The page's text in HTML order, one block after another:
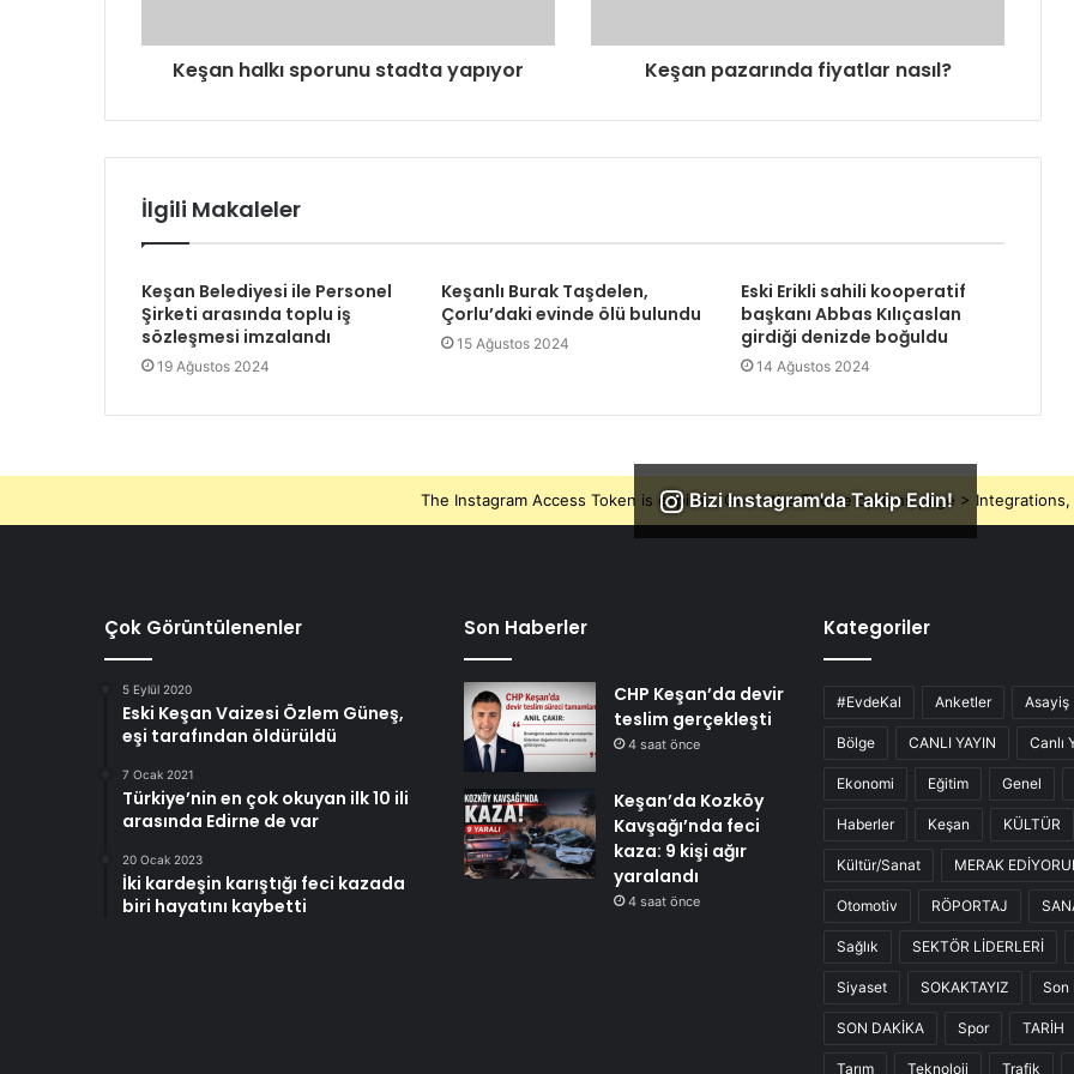
g
i
z
Keşan halkı sporunu stadta yapıyor Keşan pazarında fiyatlar nasıl?
İlgili Makaleler
Keşan Belediyesi ile Personel
Şirketi arasında toplu iş
sözleşmesi imzalandı
19 Ağustos 2024
Keşanlı Burak Taşdelen,
Çorlu’daki evinde ölü bulundu
15 Ağustos 2024
Eski Erikli sahili kooperatif
başkanı Abbas Kılıçaslan
girdiği denizde boğuldu
14 Ağustos 2024
Bizi Instagram'da Takip Edin!
The Instagram Access Token is expired, Go to the Theme options page >
Çok Görüntülenenler
5 Eylül 2020
Eski Keşan Vaizesi Özlem Güneş,
eşi tarafından öldürüldü
7 Ocak 2021
Türkiye’nin en çok okuyan ilk 10 ili
arasında Edirne de var
20 Ocak 2023
İki kardeşin karıştığı feci kazada
biri hayatını kaybetti
Son Haberler
CHP Keşan’da devir
teslim gerçekleşti
4 saat önce
Keşan’da Kozköy
Kavşağı’nda feci
kaza: 9 kişi ağır
yaralandı
4 saat önce
Kategoriler
#EvdeKal Anketler Asayiş
Bölge CANLI YAYIN Canlı
Ekonomi Eğitim Genel
Haberler Keşan KÜLTÜR
Kültür/Sanat MERAK
Otomotiv RÖPORTAJ
Sağlık SEKTÖR LİDERLERİ
Siyaset SOKAKTAYIZ Son
SON DAKİKA Spor TARİH
Tarım Teknoloji Trafik